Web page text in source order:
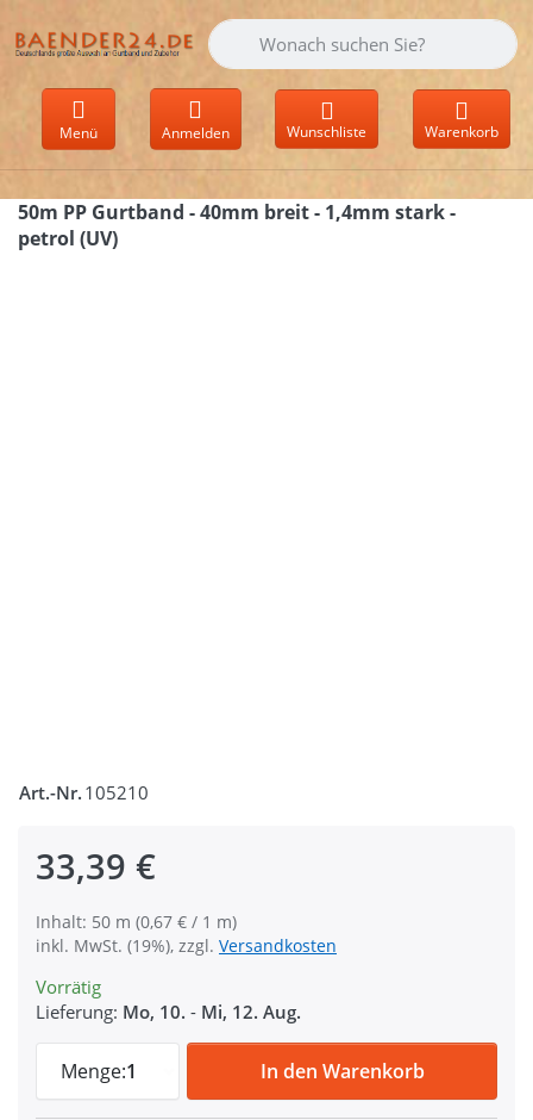
Geben Sie einen Suchbegriff ein.
Menü Anmelden Wunschliste Warenkorb
50m PP Gurtband - 40mm breit - 1,4mm stark -
petrol (UV)
Art.-Nr. 105210
33,39 €
Inhalt: 50 m (0,67 € / 1 m)
inkl. MwSt. (19%), zzgl. Versandkosten
Vorrätig
Lieferung: Mo, 10. - Mi, 12. Aug.
Menge:1
50m PP Gurtband - 40mm breit - 1,4mm
In den Warenkorb